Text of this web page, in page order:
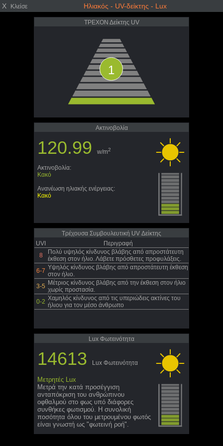
X Κλείσε Ηλιακός - UV-δείκτης - Lux
ΤΡΕΧΟΝ Δείκτης UV
1
Ακτινοβολία
120.99 w/m2
Ακτινοβολία:
Κακό
Ανανέωση ηλιακής ενέργειας:
Κακό
Τρέχουσα Συμβουλευτική UV Δείκτης
UVI
Περιγραφή
8
Πολύ υψηλός κίνδυνος βλάβης από απροστάτευτη
έκθεση στον ήλιο. Λάβετε πρόσθετες προφυλάξεις.
6-7 Υψηλός κίνδυνος βλάβης από απροστάτευτη έκθεση
στον ήλιο.
3-5 Μέτριος κίνδυνος βλάβης από την έκθεση στον ήλιο
χωρίς προστασία.
0-2 Χαμηλός κίνδυνος από τις υπεριώδεις ακτίνες του
ήλιου για τον μέσο άνθρωπο
Lux Φωτεινότητα
14613 Lux Φωτεινότητα
Μετρητές Lux
Μετρά την κατά προσέγγιση
ανταπόκριση του ανθρώπινου
οφθαλμού στο φως υπό διάφορες
συνθήκες φωτισμού. Η συνολική
ποσότητα όλου του μετρουμένου φωτός
είναι γνωστή ως "φωτεινή ροή".